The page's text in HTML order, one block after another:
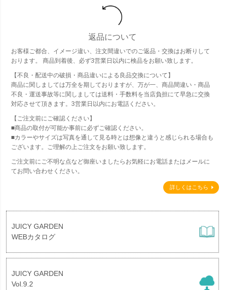
返品について
お客様ご都合、イメージ違い、注文間違いでのご返品・交換はお断りして
おります。 商品到着後、必ず3営業日以内に検品をお願い致します。
【不良・配送中の破損・商品違いによる良品交換について】
商品に関しましては万全を期しておりますが、万が一、商品間違い・商品
不良・運送事故等に関しましては送料・手数料を当店負担にて早急に交換
対応させて頂きます。3営業日以内にお電話ください。
【ご注文前にご確認ください】
■商品の取付が可能か事前に必ずご確認ください。
■カラーやサイズは写真を通して見る時とは想像と違うと感じられる場合も
ございます。ご理解の上ご注文をお願い致します。
ご注文前にご不明な点など御座いましたらお気軽にお電話またはメールに
てお問い合わせください。
詳しくはこちら
JUICY GARDEN
WEBカタログ
JUICY GARDEN
Vol.9.2